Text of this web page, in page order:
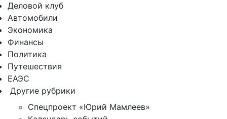
Деловой клуб
Автомобили
Экономика
Финансы
Политика
Путешествия
ЕАЭС
Другие рубрики
Спецпроект «Юрий Мамлеев»